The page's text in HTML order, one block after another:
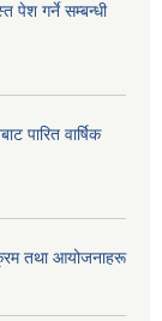
पेश गर्ने सम्बन्धी
पारित वार्षिक
तथा आयोजनाहरू